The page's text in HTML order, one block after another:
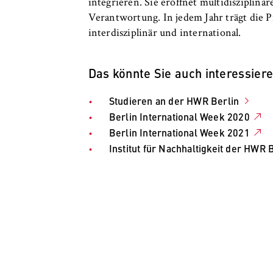
integrieren. Sie eröffnet
Verantwortung. In jedem Jahr trägt die
interdisziplinär und international.
Das könnte Sie auch
Studieren an der HWR Berlin
Berlin International Week 2020
Berlin International Week 2021
Institut für Nachhaltigkeit der HWR